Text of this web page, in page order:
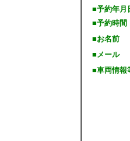
■予約年月
■予約時間
■お名前
■メール
■車両情報